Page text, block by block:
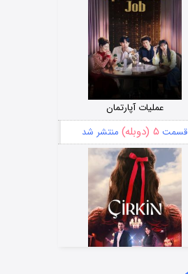
عملیات آپارتمان
قسمت ۵ (دوبله) منتشر شد